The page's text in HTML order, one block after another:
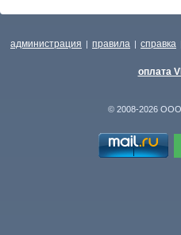
администрация | правила | справка
оплата
© 2008-2026